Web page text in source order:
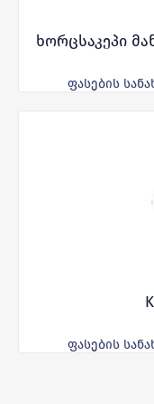
ხორცსაკეპი
ფასების
ფასების